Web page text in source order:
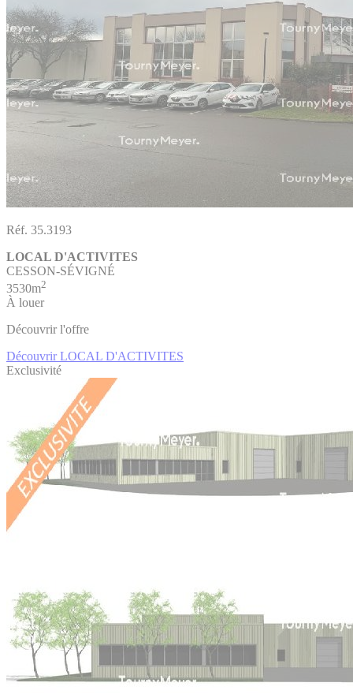
Réf. 35.3193
LOCAL D'ACTIVITES
CESSON-SÉVIGNÉ
3530m2
À louer
Découvrir l'offre
Découvrir LOCAL D'ACTIVITES
Exclusivité